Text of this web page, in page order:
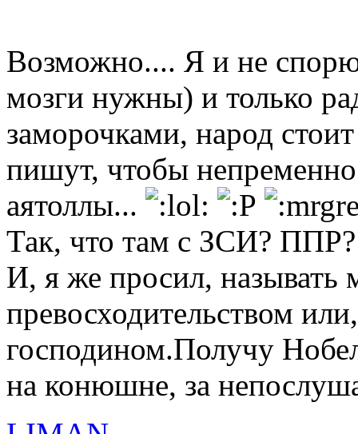
Возможно.... Я и не
мозги нужны) и только
заморочками, народ
пишут, чтобы непременно
аятоллы...
Так, что там с ЗСИ? ППР?
И, я же просил,
превосходительством
господином.Получу
на конюшне, за